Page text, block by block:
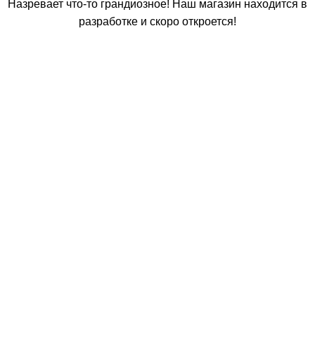
Назревает что-то грандиозное! Наш магазин находится в
разработке и скоро откроется!